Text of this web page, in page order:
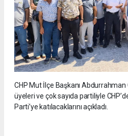
CHP Mut İlçe Başkanı
üyeleri ve çok sayıda partiliyle
Parti’ye katılacaklarını açıkladı.